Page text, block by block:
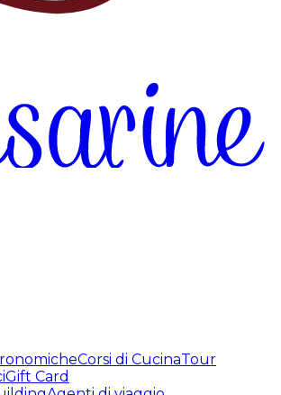
Corsi di CucinaTour
Gift Card